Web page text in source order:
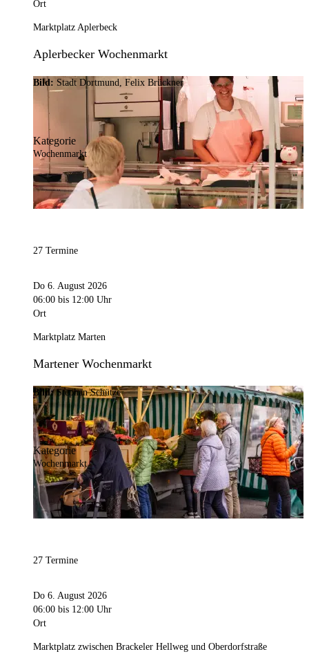
Ort
Marktplatz Aplerbeck
Aplerbecker Wochenmarkt
Bild: Stadt Dortmund, Felix Brückner
Kategorie
Wochenmarkt
27 Termine
Do 6. August 2026
06:00 bis 12:00 Uhr
Ort
Marktplatz Marten
Martener Wochenmarkt
Bild:Stephan Schütze
Kategorie
Wochenmarkt
27 Termine
Do 6. August 2026
06:00 bis 12:00 Uhr
Ort
Marktplatz zwischen Brackeler Hellweg und Oberdorfstraße